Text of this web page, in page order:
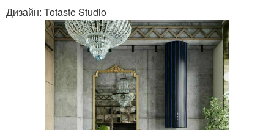
Дизайн: Totaste Studio